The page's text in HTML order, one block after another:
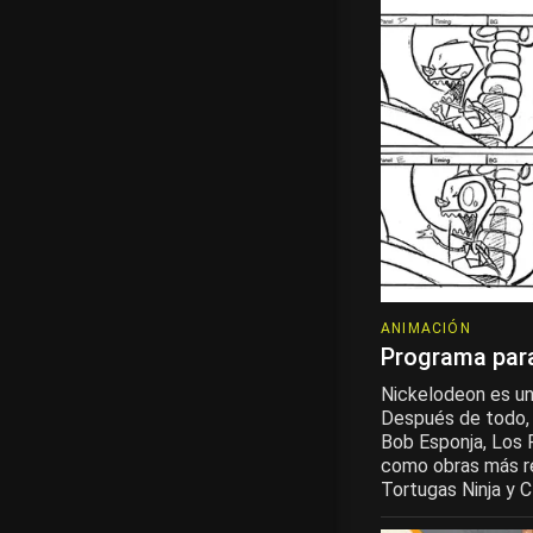
ANIMACIÓN
Programa
Nickelodeon es
Después de
Bob Esponja, Los
como obras más
Tortugas Ninja y